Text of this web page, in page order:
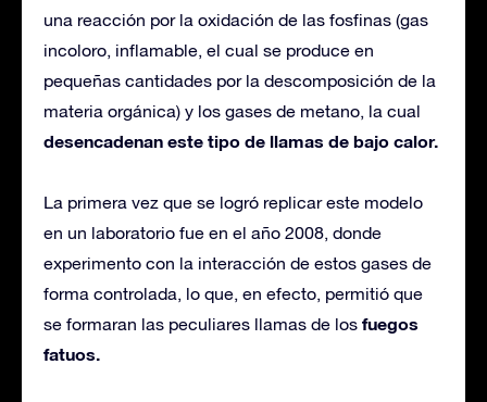
una reacción por la oxidación de las fosfinas (gas
incoloro, inflamable, el cual se produce en
pequeñas cantidades por la descomposición de la
materia orgánica) y los gases de metano, la cual
desencadenan este tipo de llamas de bajo calor.
La primera vez que se logró replicar este modelo
en un laboratorio fue en el año 2008, donde
experimento con la interacción de estos gases de
forma controlada, lo que, en efecto, permitió que
se formaran las peculiares llamas de los fuegos
fatuos.